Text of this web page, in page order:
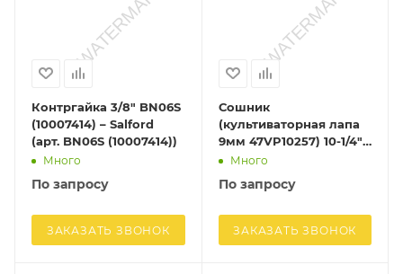
Контргайка 3/8" BN06S
(10007414) – Salford
(арт. BN06S (10007414))
Много
По запросу
ЗАКАЗАТЬ ЗВОНОК
Сошник
(культиваторная лапа
9мм 47VP10257) 10-1/4"
CT5109 (Бразилия) –
Бразилия
Много
По запросу
ЗАКАЗАТЬ ЗВОНОК